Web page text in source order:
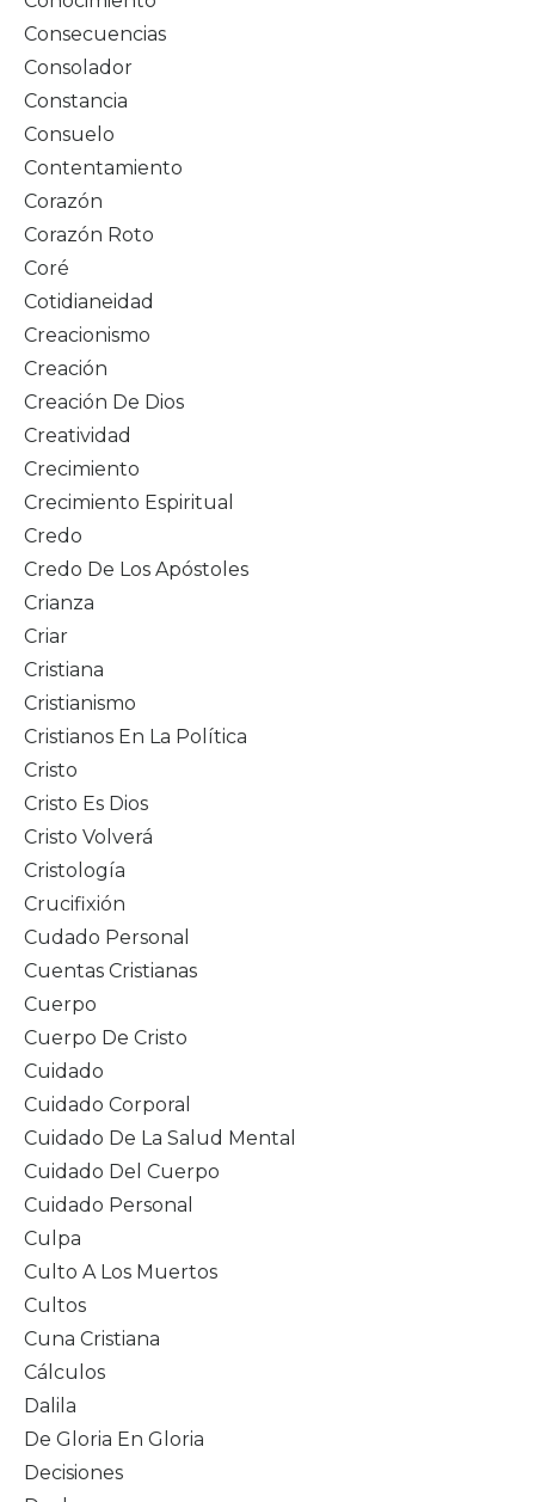
Consecuencias
Consolador
Constancia
Consuelo
Contentamiento
Corazón
Corazón Roto
Coré
Cotidianeidad
Creacionismo
Creación
Creación De Dios
Creatividad
Crecimiento
Crecimiento Espiritual
Credo
Credo De Los Apóstoles
Crianza
Criar
Cristiana
Cristianismo
Cristianos En La Política
Cristo
Cristo Es Dios
Cristo Volverá
Cristología
Crucifixión
Cudado Personal
Cuentas Cristianas
Cuerpo
Cuerpo De Cristo
Cuidado
Cuidado Corporal
Cuidado De La Salud Mental
Cuidado Del Cuerpo
Cuidado Personal
Culpa
Culto A Los Muertos
Cultos
Cuna Cristiana
Cálculos
Dalila
De Gloria En Gloria
Decisiones